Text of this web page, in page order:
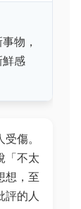
物，
鮮感
傷。
「不太
想，至
評的人